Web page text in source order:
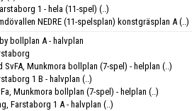
1 - hela (11-spel) (..)
NEDRE (11-spelsplan) konstgräsplan A (..)
bollplan A - halvplan
SvFA, Munkmora bollplan (7-spel) - helplan (..)
1 B - halvplan (..)
Munkmora bollplan (7-spel) - helplan (..)
Farstaborg 1 A - halvplan (..)